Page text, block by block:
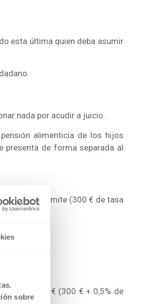
sobre
esta última quien deba asumir
nada por acudir a juicio.
alimenticia de los hijos
presenta de forma separada al
a trámite (300 € de tasa
550 € (300 € + 0,5% de